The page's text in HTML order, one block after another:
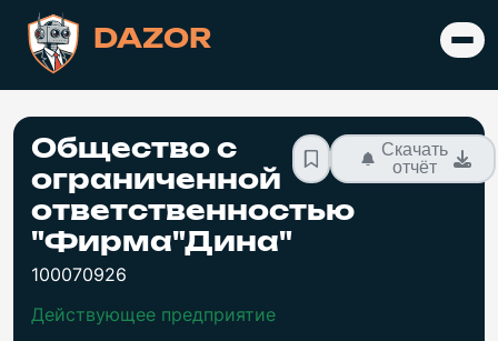
DAZOR
Общество с
ограниченной
ответственностью
"Фирма"Дина"
100070926
Скачать
отчёт
Действующее предприятие